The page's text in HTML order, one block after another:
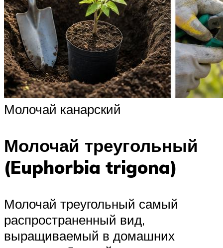
Молочай канарский
Молочай треугольный
(Euphorbia trigona)
Молочай треугольный самый
распространенный вид,
выращиваемый в домашних